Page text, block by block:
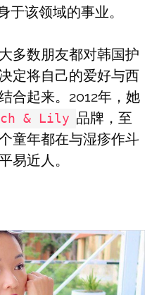
该领域的事业。
多数朋友都对韩国护
定将自己的爱好与西
合起来。2012年，她
& Lily 品牌，至
童年都在与湿疹作斗
易近人。